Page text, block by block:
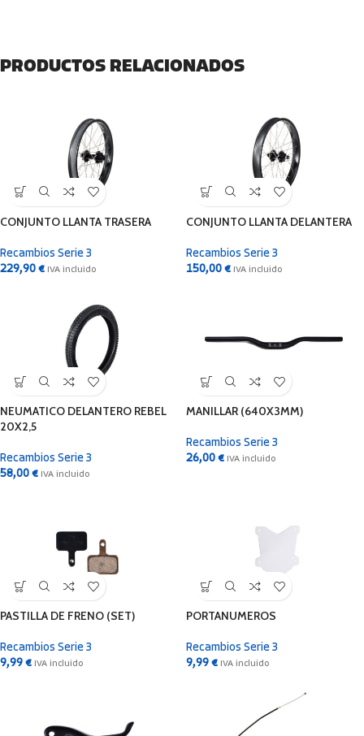
PRODUCTOS RELACIONADOS
CONJUNTO LLANTA TRASERA
Recambios Serie 3
229,90 € IVA incluido
CONJUNTO LLANTA DELANTERA
Recambios Serie 3
150,00 € IVA incluido
NEUMATICO DELANTERO REBEL
20X2,5
Recambios Serie 3
58,00 € IVA incluido
MANILLAR (640X3MM)
Recambios Serie 3
26,00 € IVA incluido
PASTILLA DE FRENO (SET)
Recambios Serie 3
9,99 € IVA incluido
PORTANUMEROS
Recambios Serie 3
9,99 € IVA incluido